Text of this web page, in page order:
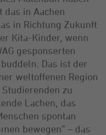
das in Aachen
in Richtung Zukunft
Kita-Kinder, wenn
gesponserten
Das ist der
weltoffenen Region
zu
Lachen, das
spontan
bewegen“ – das